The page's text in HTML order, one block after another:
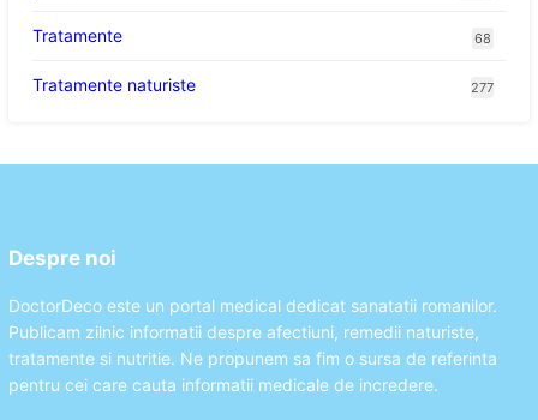
Tratamente 68
Tratamente naturiste 277
Despre noi
DoctorDeco este un portal medical dedicat sanatatii romanilor.
Publicam zilnic informatii despre afectiuni, remedii naturiste,
tratamente si nutritie. Ne propunem sa fim o sursa de referinta
pentru cei care cauta informatii medicale de incredere.